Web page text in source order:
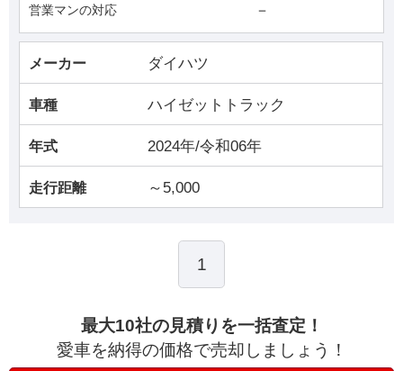
営業マンの対応 －
メーカー ダイハツ
車種 ハイゼットトラック
年式 2024年/令和06年
走行距離 ～5,000
1
最大10社の見積りを一括査定！
愛車を納得の価格で売却しましょう！